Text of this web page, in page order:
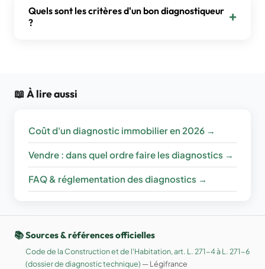
impartial et indépendant : il ne doit avoir aucun
lien de nature à porter atteinte à son impartialité
Quels sont les critères d'un bon diagnostiqueur
?
remise du rapport clair (sous 24 h ouvrées), et de
📖 À lire aussi
Coût d'un diagnostic immobilier en 2026 →
Vendre : dans quel ordre faire les diagnostics →
FAQ & réglementation des diagnostics →
📚 Sources & références officielles
Code de la Construction et de l'Habitation, art. L. 271-4 à L. 271-6
(dossier de diagnostic technique) — Légifrance